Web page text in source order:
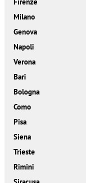
Firenze
Milano
Genova
Napoli
Verona
Bari
Bologna
Como
Pisa
Siena
Trieste
Rimini